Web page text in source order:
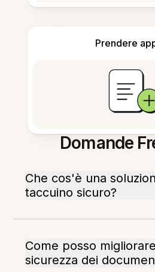
Prendere
Domande
Che cos'è una
taccuino sicuro?
Come posso
sicurezza dei